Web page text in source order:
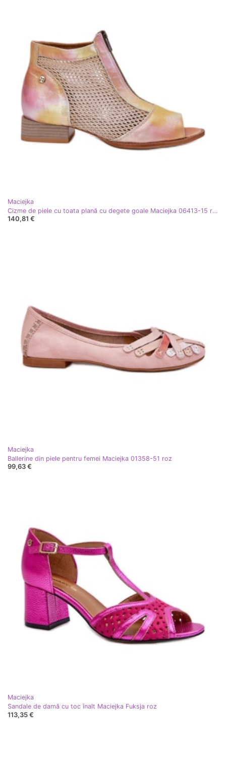
Maciejka
Cizme de piele cu toata plană cu degete goale Maciejka 06413-15 roz-portocaliu
140,81 €
Maciejka
Ballerine din piele pentru femei Maciejka 01358-51 roz
99,63 €
Maciejka
Sandale de damă cu toc înalt Maciejka Fuksja roz
113,35 €